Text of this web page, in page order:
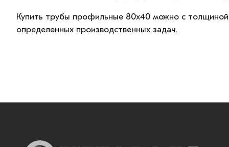
Купить трубы профильные 80х40 можно с
определенных производственных задач.